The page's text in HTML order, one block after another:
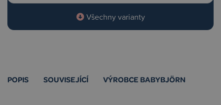
Všechny varianty
POPIS SOUVISEJÍCÍ VÝROBCE BABYBJÖRN